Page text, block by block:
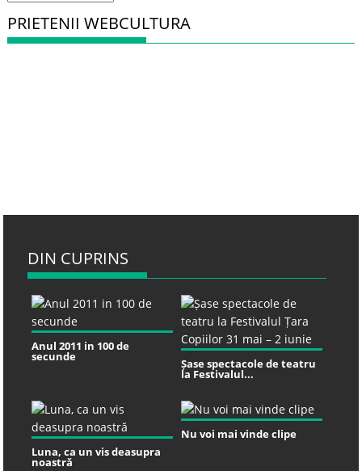
PRIETENII WEBCULTURA
DIN CUPRINS
Anul 2011 in 100 de
secunde Șase spectacole de teatru
la Festivalul...
Luna, ca un vis deasupra
noastră
Nu voi mai vinde clipe